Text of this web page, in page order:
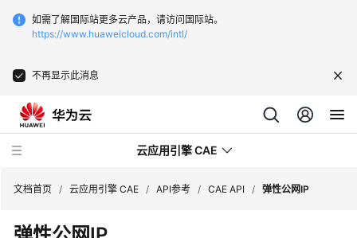
如需了解国际站更多云产品，请访问国际站。
https://www.huaweicloud.com/intl/
不再显示此消息
云应用引擎 CAE
文档首页 / 云应用引擎 CAE / API参考 / CAE API / 弹性公网IP